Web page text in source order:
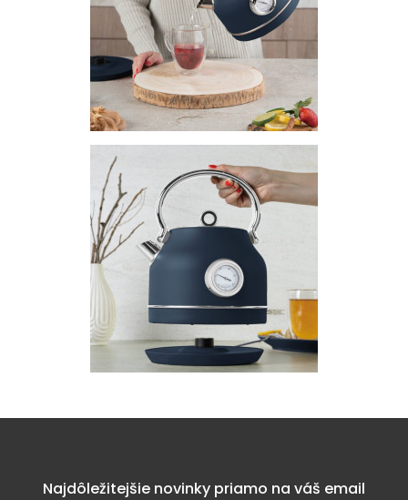
Najdôležitejšie novinky priamo na váš email